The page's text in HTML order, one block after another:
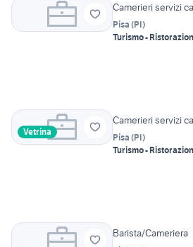
Camerieri servizi
Pisa (PI)
Turismo -
Vetrina
Camerieri servizi
Pisa (PI)
Turismo -
Barista/Cameriera